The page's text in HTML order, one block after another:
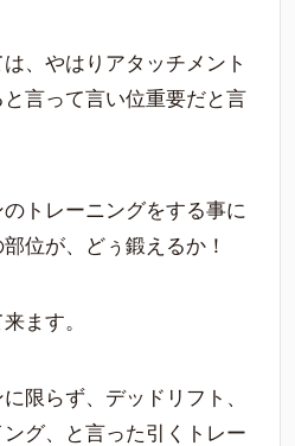
、やはりアタッチメント
言って言い位重要だと言
トレーニングをする事に
位が、どぅ鍛えるか！
ます。
限らず、デッドリフト、
グ、と言った引くトレー